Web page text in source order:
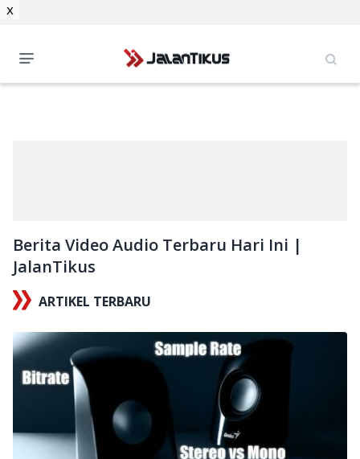
Berita Video Audio Terbaru Hari Ini |
JalanTikus
ARTIKEL TERBARU
x